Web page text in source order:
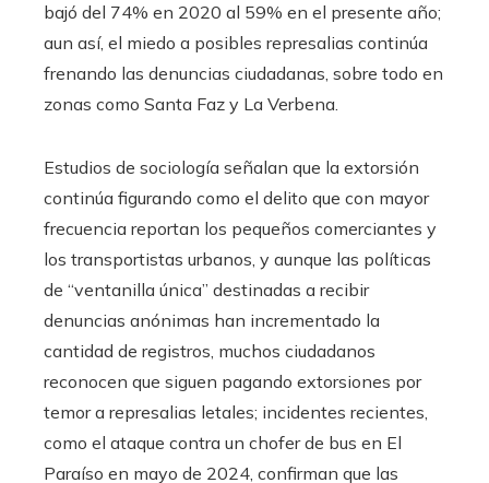
bajó del 74% en 2020 al 59% en el presente año;
aun así, el miedo a posibles represalias continúa
frenando las denuncias ciudadanas, sobre todo en
zonas como Santa Faz y La Verbena.
Estudios de sociología señalan que la extorsión
continúa figurando como el delito que con mayor
frecuencia reportan los pequeños comerciantes y
los transportistas urbanos, y aunque las políticas
de “ventanilla única” destinadas a recibir
denuncias anónimas han incrementado la
cantidad de registros, muchos ciudadanos
reconocen que siguen pagando extorsiones por
temor a represalias letales; incidentes recientes,
como el ataque contra un chofer de bus en El
Paraíso en mayo de 2024, confirman que las